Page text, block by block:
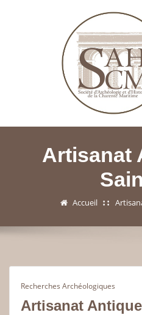
Artisanat
Accueil
Recherches Archéologiques
Artisanat